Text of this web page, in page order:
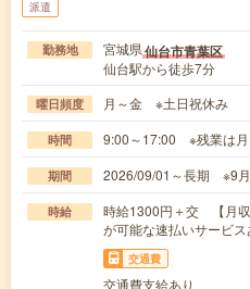
派遣
勤務地 宮城県仙台市青葉区
仙台駅から徒歩7分
曜日頻度 月～金 ※土日祝休み
時間 9:00～17:00 ※残業は月
期間 2026/09/01～長期 ※9月
時給
時給1300円＋交 【月
が可能な速払いサービス
交通費
交通費支給あり